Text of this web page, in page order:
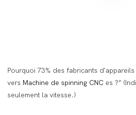
Pourquoi 73% des fabricants
vers Machine de spinning CNC es ?”
seulement la vitesse.)